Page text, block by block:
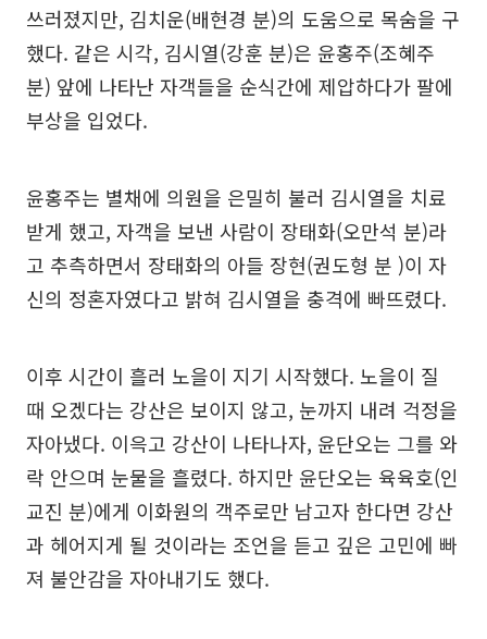
쓰러졌지만, 김치운(배현경 분)의 도움으로 목숨을 구
했다. 같은 시각, 김시열(강훈 분)은 윤홍주(조혜주
분) 앞에 나타난 자객들을 순식간에 제압하다가 팔에
부상을 입었다.
윤홍주는 별채에 의원을 은밀히 불러 김시열을 치료
받게 했고, 자객을 보낸 사람이 장태화(오만석 분)라
고 추측하면서 장태화의 아들 장현(권도형 분 )이 자
신의 정혼자였다고 밝혀 김시열을 충격에 빠뜨렸다.
이후 시간이 흘러 노을이 지기 시작했다. 노을이 질
때 오겠다는 강산은 보이지 않고, 눈까지 내려 걱정을
자아냈다. 이윽고 강산이 나타나자, 윤단오는 그를 와
락 안으며 눈물을 흘렸다. 하지만 윤단오는 육육호(인
교진 분)에게 이화원의 객주로만 남고자 한다면 강산
과 헤어지게 될 것이라는 조언을 듣고 깊은 고민에 빠
져 불안감을 자아내기도 했다.